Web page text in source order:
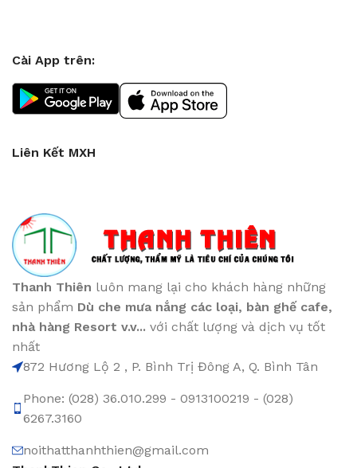
Cài App trên:
Liên Kết MXH
Thanh Thiên luôn mang lại cho khách hàng những
sản phẩm Dù che mưa nắng các loại, bàn ghế cafe,
nhà hàng Resort v.v... với chất lượng và dịch vụ tốt
nhất
872 Hương Lộ 2 , P. Bình Trị Đông A, Q. Bình Tân
Phone: (028) 36.010.299 - 0913100219 - (028)
6267.3160
noithatthanhthien@gmail.com